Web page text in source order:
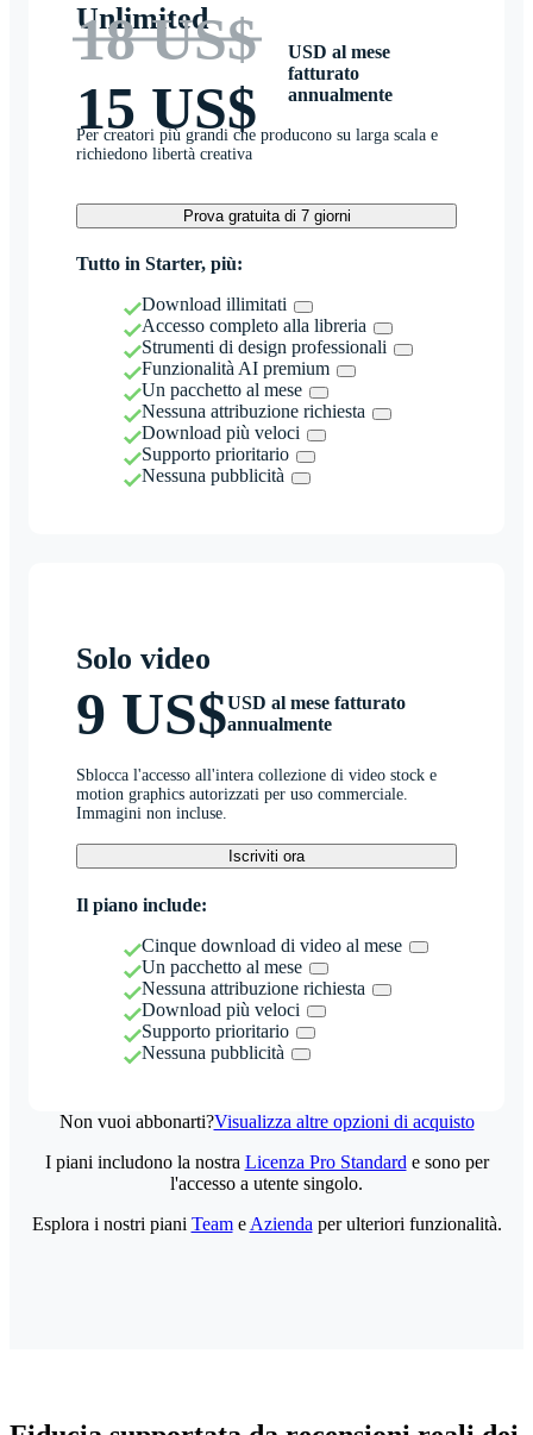
Unlimited
18 US$
15 US$
USD al mese
fatturato
annualmente
Per creatori più grandi che producono su larga scala e
richiedono libertà creativa
Prova gratuita di 7 giorni
Tutto in Starter, più:
Download illimitati
Accesso completo alla libreria
Strumenti di design professionali
Funzionalità AI premium
Un pacchetto al mese
Nessuna attribuzione richiesta
Download più veloci
Supporto prioritario
Nessuna pubblicità
Solo video
9 US$USD al mese fatturato
annualmente
Sblocca l'accesso all'intera collezione di video stock e
motion graphics autorizzati per uso commerciale.
Immagini non incluse.
Iscriviti ora
Il piano include:
Cinque download di video al mese
Un pacchetto al mese
Nessuna attribuzione richiesta
Download più veloci
Supporto prioritario
Nessuna pubblicità
Non vuoi abbonarti?Visualizza altre opzioni di acquisto
I piani includono la nostra Licenza Pro Standard e sono per
l'accesso a utente singolo.
Esplora i nostri piani Teame Azienda per ulteriori funzionalità.